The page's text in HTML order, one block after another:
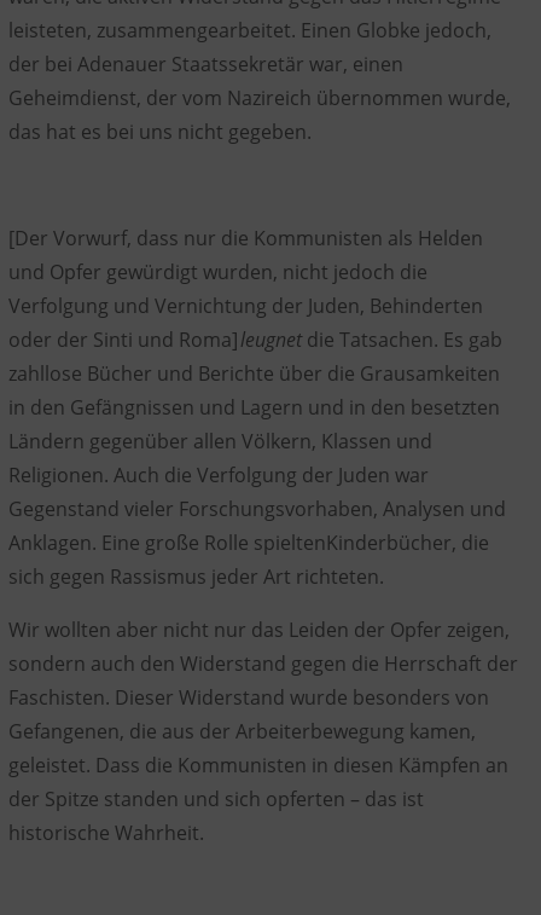
leisteten, zusammengearbeitet. Einen Globke jedoch,
der bei Adenauer Staatssekretär war, einen
Geheimdienst, der vom Nazireich übernommen wurde,
das hat es bei uns nicht gegeben.
[Der Vorwurf, dass nur die Kommunisten als Helden
und Opfer gewürdigt wurden, nicht jedoch die
Verfolgung und Vernichtung der Juden, Behinderten
oder der Sinti und Roma]leugnetdie Tatsachen. Es gab
zahllose Bücher und Berichte über die Grausamkeiten
in den Gefängnissen und Lagern und in den besetzten
Ländern gegenüber allen Völkern, Klassen und
Religionen. Auch die Verfolgung der Juden war
Gegenstand vieler Forschungsvorhaben, Analysen und
Anklagen. Eine große Rolle spieltenKinderbücher, die
sich gegen Rassismus jeder Art richteten.
Wir wollten aber nicht nur das Leiden der Opfer zeigen,
sondern auch den Widerstand gegen die Herrschaft der
Faschisten. Dieser Widerstand wurde besonders von
Gefangenen, die aus der Arbeiterbewegung kamen,
geleistet. Dass die Kommunisten in diesen Kämpfen an
der Spitze standen und sich opferten – das ist
historische Wahrheit.